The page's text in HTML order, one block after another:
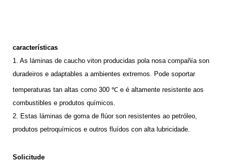
características
1. As láminas de caucho viton producidas pola nosa compañía son
duradeiros e adaptables a ambientes extremos. Pode soportar
temperaturas tan altas como 300 ℃ e é altamente resistente aos
combustibles e produtos químicos.
2. Estas láminas de goma de flúor son resistentes ao petróleo,
produtos petroquímicos e outros fluídos con alta lubricidade.
Solicitude